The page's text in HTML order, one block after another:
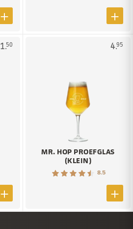
1.50 4.95
MR. HOP PROEFGLAS
(KLEIN)
8.5